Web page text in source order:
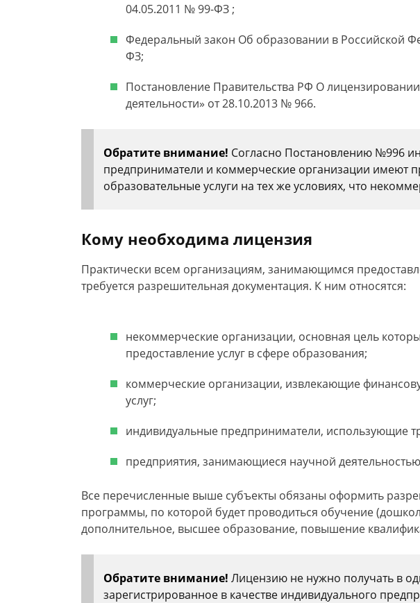
04.05.2011 № 99-ФЗ ;
Федеральный закон Об образовании в Российской
ФЗ;
Постановление Правительства РФ О
деятельности» от 28.10.2013 № 966.
Обратите внимание! Согласно Постановлению №996
предприниматели и коммерческие организации имеют
образовательные услуги на тех же условиях, что
Кому необходима лицензия
Практически всем организациям, занимающимся
требуется разрешительная документация. К ним относятся:
некоммерческие организации, основная цель
предоставление услуг в сфере образования;
коммерческие организации, извлекающие
услуг;
индивидуальные предприниматели, использующие
предприятия, занимающиеся научной
Все перечисленные выше субъекты обязаны оформить
программы, по которой будет проводиться обучение
дополнительное, высшее образование, повышение
Обратите внимание! Лицензию не нужно получать в
зарегистрированное в качестве индивидуального